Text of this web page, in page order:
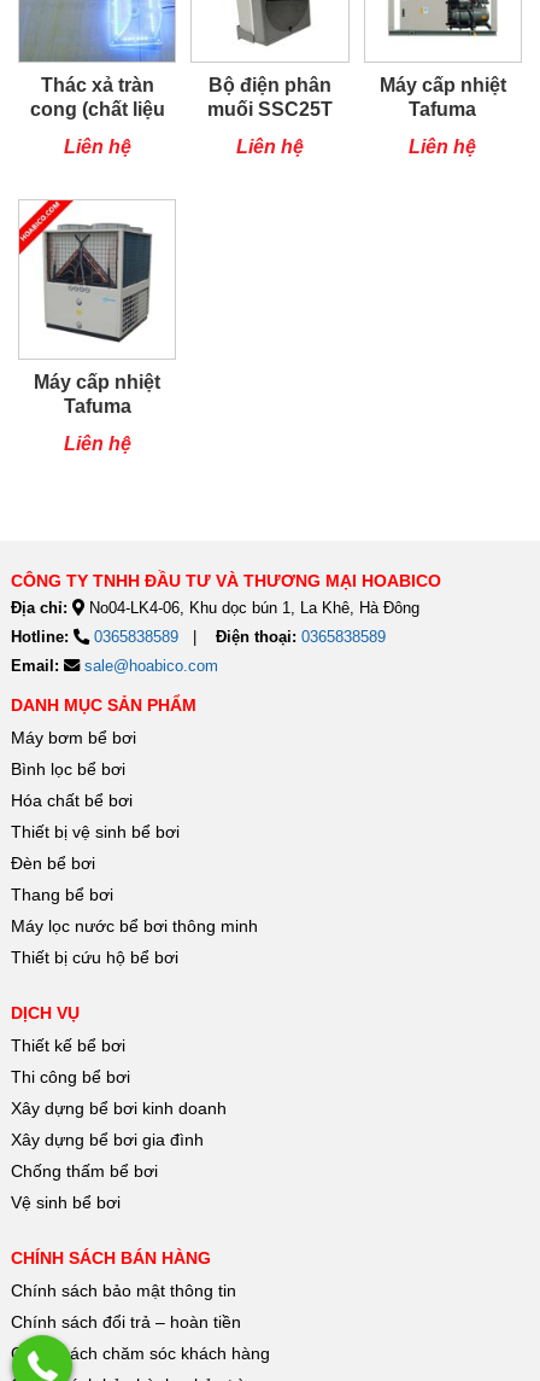
Thác xả tràn
cong (chất liệu
Acrylic)
Liên hệ
Bộ điện phân
muối SSC25T
Liên hệ
Máy cấp nhiệt
Tafuma
TSQ100RP
Liên hệ
Máy cấp nhiệt
Tafuma
TSQ80RP
Liên hệ
CÔNG TY TNHH ĐẦU TƯ VÀ THƯƠNG MẠI HOABICO
Địa chỉ:
No04-LK4-06, Khu dọc bún 1, La Khê, Hà Đông
Hotline:
0365838589 Điện thoại: 0365838589
Email:
sale@hoabico.com
DANH MỤC SẢN PHẨM
Máy bơm bể bơi
Bình lọc bể bơi
Hóa chất bể bơi
Thiết bị vệ sinh bể bơi
Đèn bể bơi
Thang bể bơi
Máy lọc nước bể bơi thông minh
Thiết bị cứu hộ bể bơi
DỊCH VỤ
Thiết kế bể bơi
Thi công bể bơi
Xây dựng bể bơi kinh doanh
Xây dựng bể bơi gia đình
Chống thấm bể bơi
Vệ sinh bể bơi
CHÍNH SÁCH BÁN HÀNG
Chính sách bảo mật thông tin
Chính sách đổi trả – hoàn tiền
Chính sách chăm sóc khách hàng